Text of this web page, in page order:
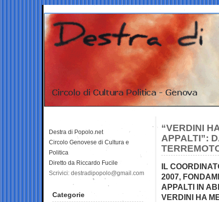
“VERDINI
APPALTI”:
IL
2007,
APPALTI IN
VERDINI HA
Destra di Popolo.net
Circolo Genovese di Cultura e
Politica
Diretto da Riccardo Fucile
Scrivici: destradipopolo@gmail.com
Categorie